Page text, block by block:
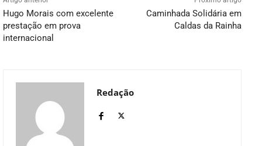
Hugo Morais com excelente
prestação em prova
internacional
Caminhada Solidária em
Caldas da Rainha
Redação